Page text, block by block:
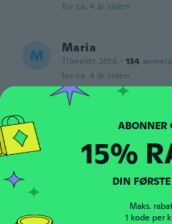
for ca. 4 år siden
M Maria
Tilmeldt 2016 · 134
for ca. 4 år siden
T Tilmeldt 2016 · 330
for ca. 4 år siden
C Cristiane
Tilmeldt 2018 · 163
15%
DIN FØRSTE
Maks.
1 kode per